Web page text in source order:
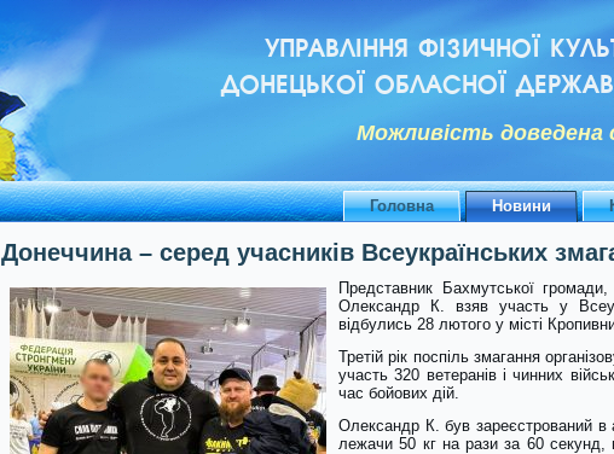
УПРАВЛІННЯ ФІЗИЧНОЇ
ДОНЕЦЬКОЇ ОБЛАСНОЇ
Можливiсть доведена
Головна Новини
Донеччина – серед учасників Всеукраїнських
Представник Бахмутської
Олександр К. взяв участь у
відбулись 28 лютого у місті
Третій рік поспіль змагання
участь 320 ветеранів і чинних
час бойових дій.
Олександр К. був зареєстрований в
лежачи 50 кг на рази за 60 секунд,